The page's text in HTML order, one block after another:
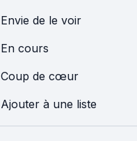
Envie de le voir
En cours
Coup de cœur
Ajouter à une liste